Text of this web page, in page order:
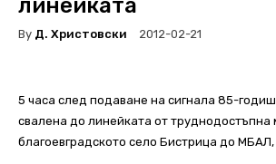
линейката
By Д. Христовски 2012-02-21
5 часа след подаване на сигнала 85-
свалена до линейката от труднодостъпна
благоевградското село Бистрица до